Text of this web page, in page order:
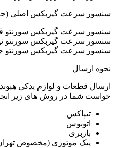
سنسور سرعت گیربکس اصلی
سنسور سرعت گیربکس سورنتو
سنسور سرعت گیربکس سورنتو
سنسور سرعت گیربکس سورنتو
نحوه ارسال
ارسال قطعات و لوازم یدکی
خواست شما در روش های زیر
تیپاکس
اتوبوس
باربری
پیک موتوری (مخصوص